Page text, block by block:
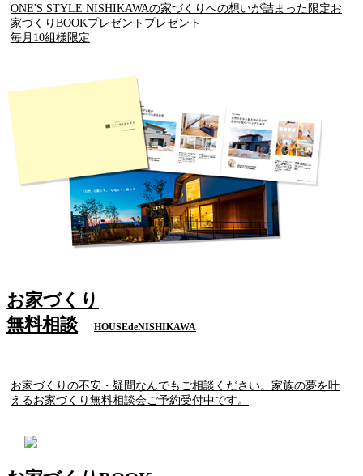
ONE'S STYLE NISHIKAWAの家づくりへの想いが詰まった限定お
家づくりBOOKプレゼントプレゼント
毎月10組様限定
お家づくり
無料相談
HOUSEdeNISHIKAWA
お家づくりの不安・疑問なんでもご相談ください。家族の夢を叶
えるお家づくり無料相談会ご予約受付中です。